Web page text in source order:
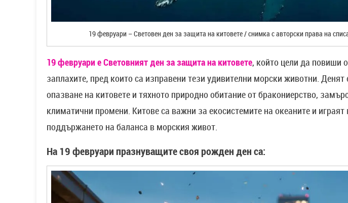
19 февруари – Световен ден за защита на китовете / снимка с авторски права на
19 февруари е Световният ден за защита на китовете, който цели да повиши
заплахите, пред които са изправени тези удивителни морски животни. Денят
опазване на китовете и тяхното природно обитание от бракониерство,
климатични промени. Китове са важни за екосистемите на океаните и
поддържането на баланса в морския живот.
На19 февруарипразнуващите своя рожден ден са: